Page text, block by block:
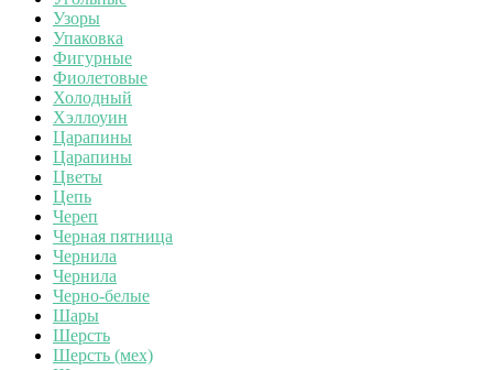
Узоры
Упаковка
Фигурные
Фиолетовые
Холодный
Хэллоуин
Царапины
Царапины
Цветы
Цепь
Череп
Черная пятница
Чернила
Чернила
Черно-белые
Шары
Шерсть
Шерсть (мех)